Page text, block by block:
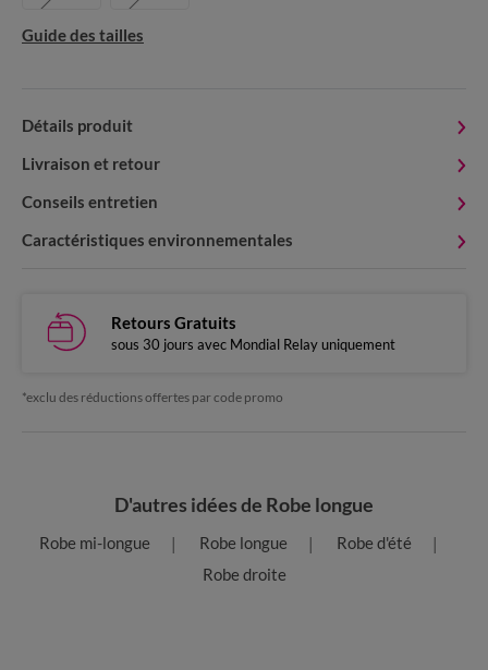
Guide des tailles
Détails produit
Livraison et retour
Conseils entretien
Caractéristiques environnementales
Retours Gratuits
sous 30 jours avec Mondial Relay uniquement
*exclu des réductions offertes par code promo
D'autres idées de Robe longue
Robe mi-longue Robe longue
Robe d'été
Robe droite